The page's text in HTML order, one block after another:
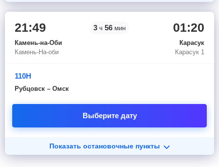
21:49
Камень-на-Оби
Камень-На-оби
3 ч 56 мин 01:20
Карасук
Карасук 1
110Н
Рубцовск – Омск
Выберите дату
Показать остановочные пункты